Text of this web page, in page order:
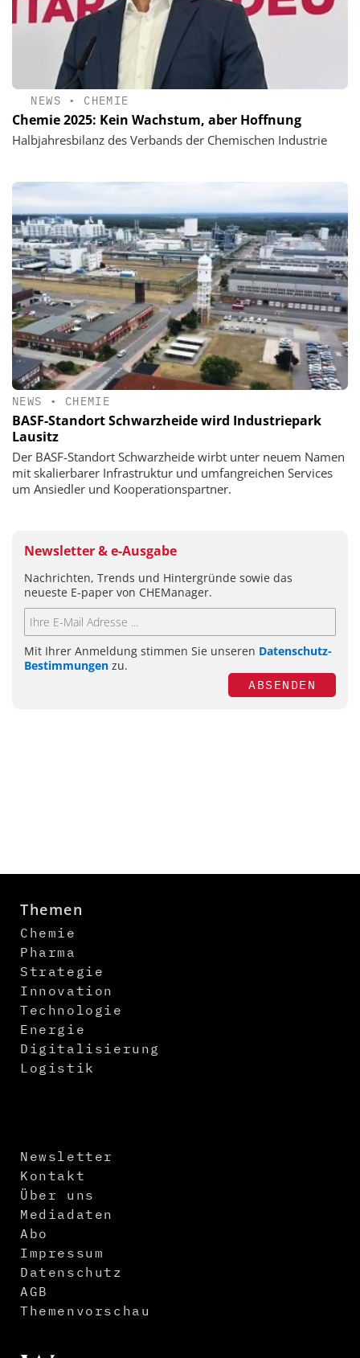
NEWS • CHEMIE
Chemie 2025: Kein Wachstum, aber Hoffnung
Halbjahresbilanz des Verbands der Chemischen Industrie
NEWS • CHEMIE
BASF-Standort Schwarzheide wird Industriepark
Lausitz
Der BASF-Standort Schwarzheide wirbt unter neuem Namen
mit skalierbarer Infrastruktur und umfangreichen Services
um Ansiedler und Kooperationspartner.
Newsletter & e-Ausgabe
Nachrichten, Trends und Hintergründe sowie das
neueste E-paper von CHEManager.
Mit Ihrer Anmeldung stimmen Sie unseren Datenschutz-
Bestimmungen zu.
ABSENDEN
Themen
Chemie
Pharma
Strategie
Innovation
Technologie
Energie
Digitalisierung
Logistik
Newsletter
Kontakt
Über uns
Mediadaten
Abo
Impressum
Datenschutz
AGB
Themenvorschau